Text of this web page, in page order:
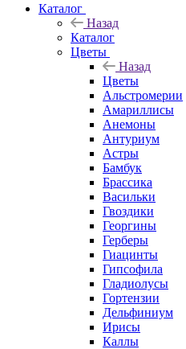
Каталог
Назад
Каталог
Цветы
Назад
Цветы
Альстромерии
Амариллисы
Анемоны
Антуриум
Астры
Бамбук
Брассика
Васильки
Гвоздики
Георгины
Герберы
Гиацинты
Гипсофила
Гладиолусы
Гортензии
Дельфиниум
Ирисы
Каллы